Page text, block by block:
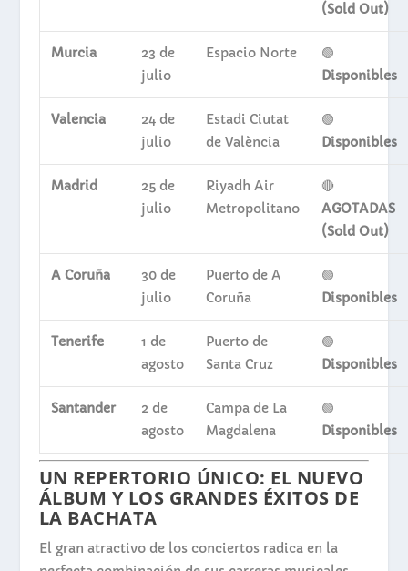
(Sold Out)
Murcia
23 de
julio
Espacio Norte
🟢
Disponibles
Valencia
24 de
julio
Estadi Ciutat
de València
🟢
Disponibles
Madrid
25 de
julio
Riyadh Air
Metropolitano
🔴
AGOTADAS
(Sold Out)
A Coruña
30 de
julio
Puerto de A
Coruña
🟢
Disponibles
Tenerife
1 de
agosto
Puerto de
Santa Cruz
🟢
Disponibles
Santander
2 de
agosto
Campa de La
Magdalena
🟢
Disponibles
UN REPERTORIO ÚNICO: EL NUEVO
ÁLBUM Y LOS GRANDES ÉXITOS DE
LA BACHATA
El gran atractivo de los conciertos radica en la